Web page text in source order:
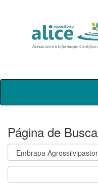
Skip
Página de Busca